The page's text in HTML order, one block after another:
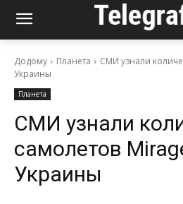
Додому Планета
СМИ узнали
Украины
Планета
СМИ узнали
самолетов
Украины